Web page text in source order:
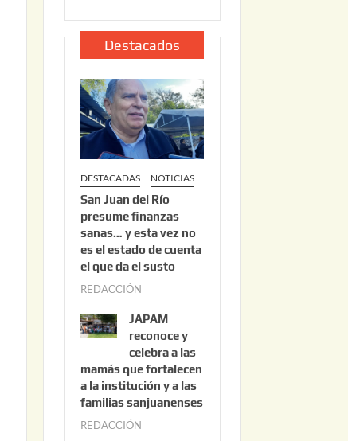
2
6
l
i
o
2
2
,
2
0
2
6
Destacados
DESTACADAS NOTICIAS
San Juan del Río
presume finanzas
sanas… y esta vez no
es el estado de cuenta
el que da el susto
REDACCIÓN
s
t
o
3
JAPAM
reconoce y
celebra a las
mamás que fortalecen
a la institución y a las
familias sanjuanenses
REDACCIÓN